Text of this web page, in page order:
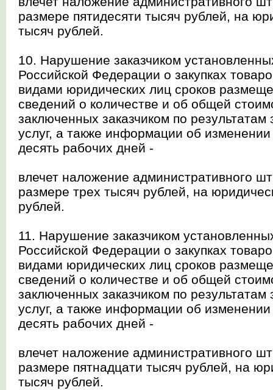
размере пятидесяти тысяч рублей, на
тысяч рублей.
10. Нарушение заказчиком
Российской Федерации о закупках
видами юридических лиц сроков
сведений о количестве и об общей
заключенных заказчиком по результатам
услуг, а также информации об
десять рабочих дней -
влечет наложение административного
размере трех тысяч рублей, на
рублей.
11. Нарушение заказчиком
Российской Федерации о закупках
видами юридических лиц сроков
сведений о количестве и об общей
заключенных заказчиком по результатам
услуг, а также информации об
десять рабочих дней -
влечет наложение административного
размере пятнадцати тысяч рублей, на
тысяч рублей.